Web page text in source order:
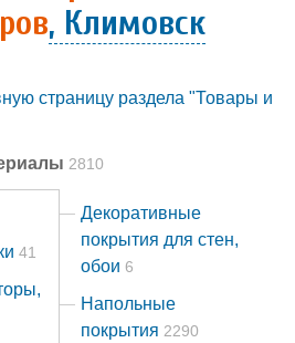
, Климовск
страницу раздела "Товары и
2810
41
Декоративные
покрытия для стен,
обои 6
Напольные
покрытия 2290